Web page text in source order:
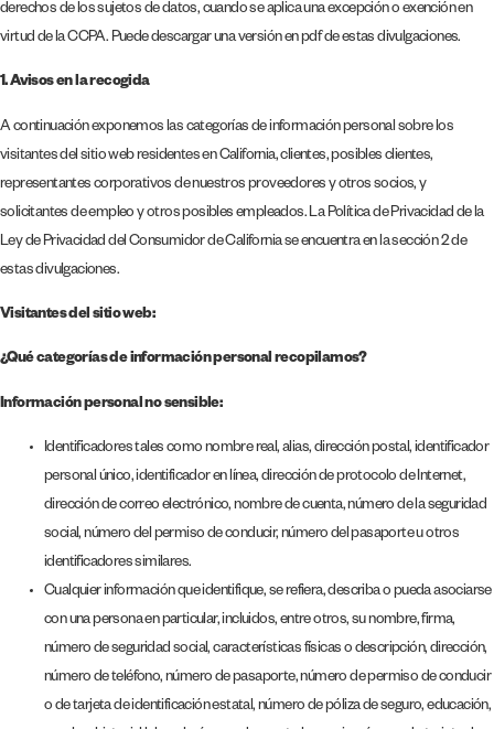
derechos de los sujetos de datos, cuando se aplica una excepción o exención en
virtud de la CCPA. Puede descargar una versión en pdf de estas divulgaciones.
1.Avisos en la recogida
A continuación exponemos las categorías de información personal sobre los
visitantes del sitio web residentes en California, clientes, posibles clientes,
representantes corporativos de nuestros proveedores y otros socios, y
solicitantes de empleo y otros posibles empleados. La Política de Privacidad de la
Ley de Privacidad del Consumidor de California se encuentra en la sección 2 de
estas divulgaciones.
Visitantes del sitio web:
¿Qué categorías de información personal recopilamos?
Información personal no sensible:
Identificadores tales como nombre real, alias, dirección postal, identificador
personal único, identificador en línea, dirección de protocolo de Internet,
dirección de correo electrónico, nombre de cuenta, número de la seguridad
social, número del permiso de conducir, número del pasaporte u otros
identificadores similares.
Cualquier información que identifique, se refiera, describa o pueda asociarse
con una persona en particular, incluidos, entre otros, su nombre, firma,
número de seguridad social, características físicas o descripción, dirección,
número de teléfono, número de pasaporte, número de permiso de conducir
o de tarjeta de identificación estatal, número de póliza de seguro, educación,